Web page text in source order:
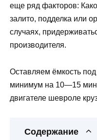
еще ряд факторов:
залито, подделка или
случаях,
производителя.
Оставляем ёмкость
минимум на 10—15
двигателе шевроле
Содержание